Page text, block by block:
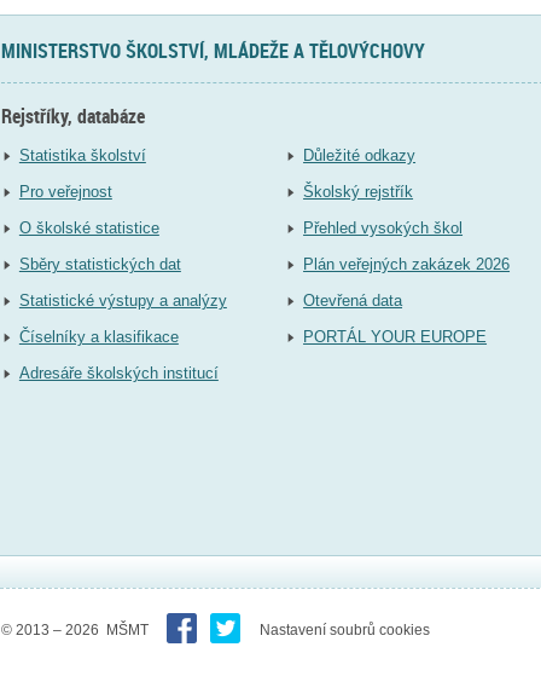
MINISTERSTVO ŠKOLSTVÍ, MLÁDEŽE A TĚLOVÝCHOVY
Rejstříky, databáze
Statistika školství
Pro veřejnost
O školské statistice
Sběry statistických dat
Statistické výstupy a analýzy
Číselníky a klasifikace
Adresáře školských institucí
Důležité odkazy
Školský rejstřík
Přehled vysokých škol
Plán veřejných zakázek 2026
Otevřená data
PORTÁL YOUR EUROPE
© 2013 – 2026 MŠMT Nastavení soubrů cookies